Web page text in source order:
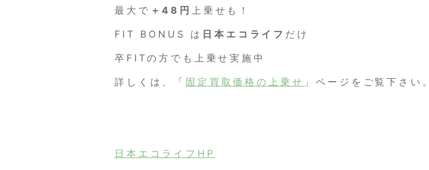
最大で ＋48円 上乗せも！
FIT BONUS は 日本エコライフ だけ
卒FITの方でも上乗せ実施中
詳しくは、「 固定買取価格の上乗せ 」ページをご覧下さい。
日本エコライフHP